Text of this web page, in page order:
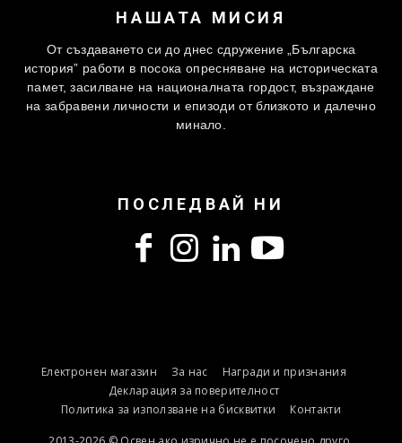
НАШАТА МИСИЯ
От създаването си до днес сдружение „Българска
история” работи в посока опресняване на историческата
памет, засилване на националната гордост, възраждане
на забравени личности и епизоди от близкото и далечно
минало.
ПОСЛЕДВАЙ НИ
Електронен магазин За нас
Награди и признания
Декларация за поверителност
Политика за използване на бисквитки
Контакти